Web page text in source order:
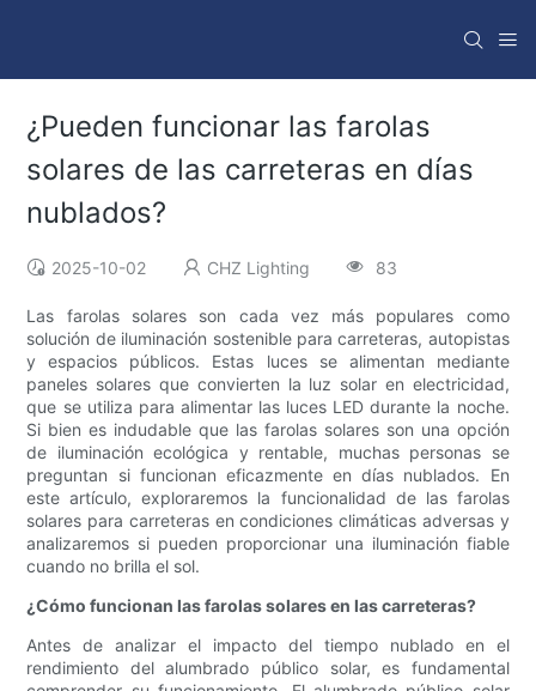
¿Pueden funcionar las farolas
solares de las carreteras en días
nublados?
2025-10-02 CHZ Lighting 83
Las farolas solares son cada vez más populares como
solución de iluminación sostenible para carreteras, autopistas
y espacios públicos. Estas luces se alimentan mediante
paneles solares que convierten la luz solar en electricidad,
que se utiliza para alimentar las luces LED durante la noche.
Si bien es indudable que las farolas solares son una opción
de iluminación ecológica y rentable, muchas personas se
preguntan si funcionan eficazmente en días nublados. En
este artículo, exploraremos la funcionalidad de las farolas
solares para carreteras en condiciones climáticas adversas y
analizaremos si pueden proporcionar una iluminación fiable
cuando no brilla el sol.
¿Cómo funcionan las farolas solares en las carreteras?
Antes de analizar el impacto del tiempo nublado en el
rendimiento del alumbrado público solar, es fundamental